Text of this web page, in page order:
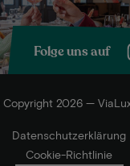
Folge uns auf
2026 —
Datenschutzerklärung
Cookie-Richtlinie